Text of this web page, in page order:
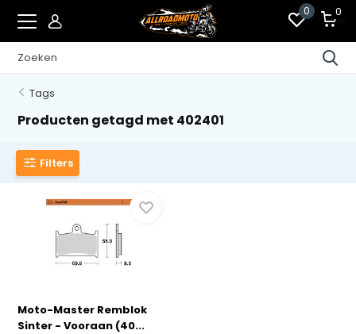
0 0
Tags
Producten getagd met 402401
Filters
Moto-Master Remblok
Sinter - Vooraan (40...